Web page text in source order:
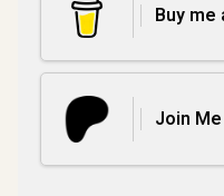
Buy me
Join